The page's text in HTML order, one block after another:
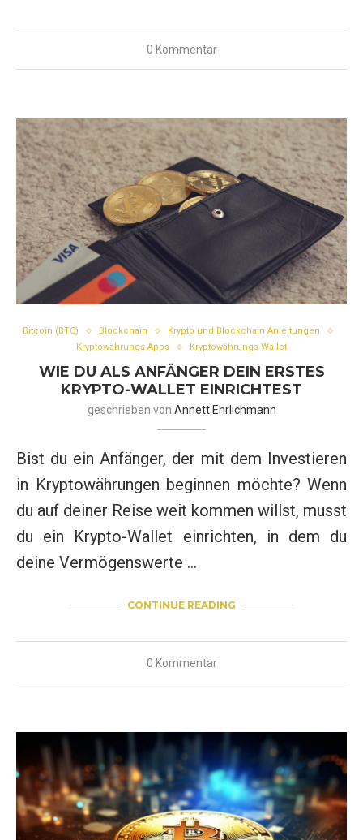
0 Kommentar
Bitcoin (BTC) Blockchain
Krypto und Blockchain Anleitungen
Kryptowährungs Apps
Kryptowährungs-Wallet
WIE DU ALS ANFÄNGER DEIN ERSTES
KRYPTO-WALLET EINRICHTEST
geschrieben von Annett Ehrlichmann
Bist du ein Anfänger, der mit dem Investieren
in Kryptowährungen beginnen möchte? Wenn
du auf deiner Reise weit kommen willst, musst
du ein Krypto-Wallet einrichten, in dem du
deine Vermögenswerte …
CONTINUE READING
0 Kommentar